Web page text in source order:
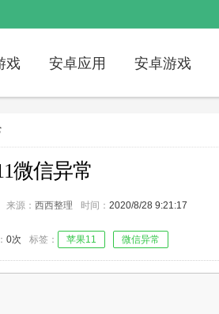
戏 安卓应用 安卓游戏
微信异常
来源： 西西整理 时间： 2020/8/28 9:21:17
0次 标签： 苹果11 微信异常